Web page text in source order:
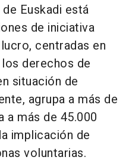
Euskadi está
de iniciativa
centradas en
derechos de
situación de
agrupa a más de
a más de 45.000
implicación de
voluntarias.